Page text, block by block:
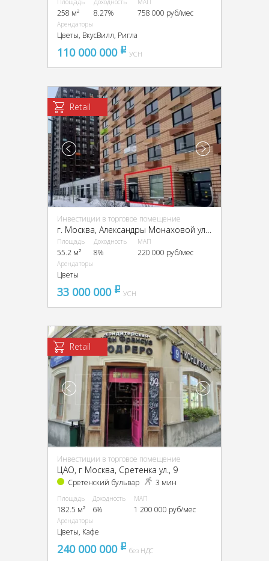
Площадь
258 м²
Доходность
8.27%
МАП
758 000 руб/мес
Арендаторы
Цветы, ВкусВилл, Ригла
110 000 000 pуб
УСН
Retail
Инвестиции в торговое помещение
г. Москва, Александры Монаховой ул., 87к3
Площадь
55.2 м²
Доходность
8%
МАП
220 000 руб/мес
Арендаторы
Цветы
33 000 000 pуб
УСН
Retail
Инвестиции в торговое помещение
ЦАО, г Москва, Сретенка ул., 9
Сретенский бульвар 3 мин
Площадь
182.5 м²
Доходность
6%
МАП
1 200 000 руб/мес
Арендаторы
Цветы, Кафе
240 000 000 pуббез НДС